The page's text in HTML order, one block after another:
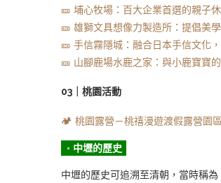
🎫 埔心牧場：百大企業首選的親子
🎫 雄獅文具想像力製造所：提倡美
🎫 手信霧隱城：融合日本手信文化
🎫 山腳鹿場水鹿之家：與小鹿寶寶
03｜桃園活動
🏕️ 桃園露營－桃禧漫遊渡假露營園
◦ 中壢的歷史
中壢的歷史可追溯至清朝，當時稱